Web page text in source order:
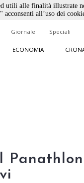
Giornale Speciali
ECONOMIA
Panathlon
alle finalità illustrate
all’uso dei